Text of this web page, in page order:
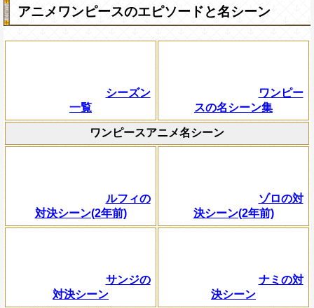
アニメワンピースのエピソードと名シーン
シーズン
一覧
ワンピー
スの名シーン集
ワンピースアニメ名シーン
ルフィの
対決シーン(2年前)
ゾロの対
決シーン(2年前)
サンジの
対決シーン
ナミの対
決シーン